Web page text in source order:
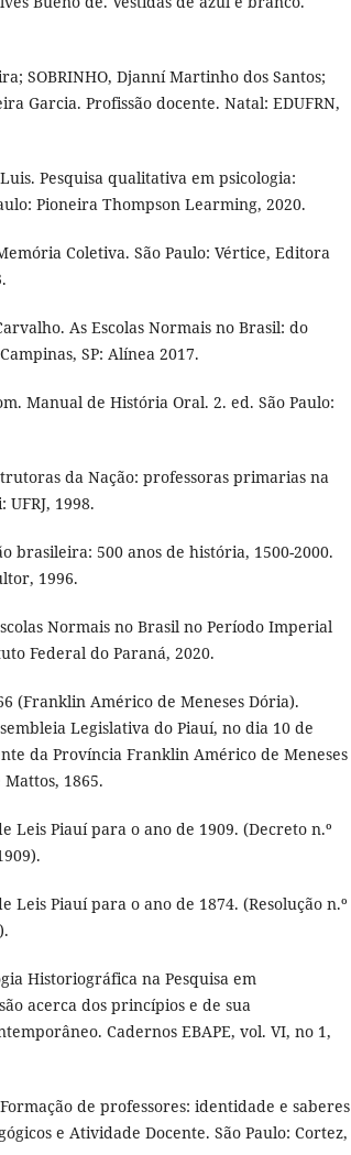
SOBRINHO, Djanní Martinho dos Santos;
Garcia. Profissão docente. Natal: EDUFRN,
Pesquisa qualitativa em psicologia:
Pioneira Thompson Learming, 2020.
Coletiva. São Paulo: Vértice, Editora
As Escolas Normais no Brasil: do
SP: Alínea 2017.
Manual de História Oral. 2. ed. São Paulo:
da Nação: professoras primarias na
1998.
brasileira: 500 anos de história, 1500-2000.
1996.
Normais no Brasil no Período Imperial
Federal do Paraná, 2020.
(Franklin Américo de Meneses Dória).
Legislativa do Piauí, no dia 10 de
da Província Franklin Américo de Meneses
1865.
Leis Piauí para o ano de 1909. (Decreto n.º
Leis Piauí para o ano de 1874. (Resolução n.º
Historiográfica na Pesquisa em
acerca dos princípios e de sua
Cadernos EBAPE, vol. VI, no 1,
de professores: identidade e saberes
e Atividade Docente. São Paulo: Cortez,